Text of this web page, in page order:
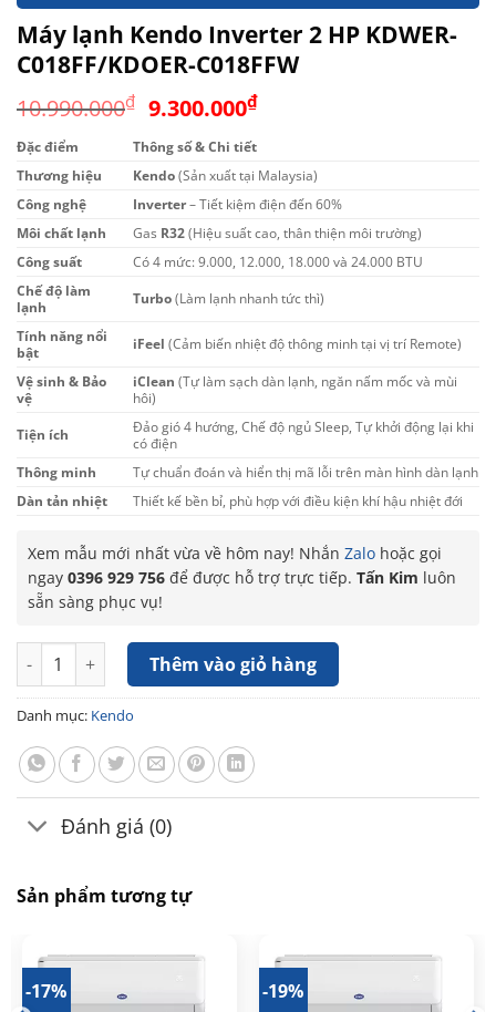
Máy lạnh Kendo Inverter 2 HP KDWER-
C018FF/KDOER-C018FFW
10.990.000₫ Giá
gốc
là:
10.990.000₫.
9.300.000₫Giá
là:
9.300.000₫.
Đặc điểm
Thông số & Chi tiết
Thương hiệu
Kendo(Sản xuất tại Malaysia)
Công nghệ
Inverter– Tiết kiệm điện đến 60%
Môi chất lạnh
Gas R32(Hiệu suất cao, thân thiện môi trường)
Công suất
Có 4 mức: 9.000, 12.000, 18.000 và 24.000 BTU
Chế độ làm
lạnh
Turbo(Làm lạnh nhanh tức thì)
Tính năng nổi
bật
iFeel (Cảm biến nhiệt độ thông minh tại vị trí Remote)
Vệ sinh & Bảo
vệ
iClean (Tự làm sạch dàn lạnh, ngăn nấm mốc và mùi
hôi)
Tiện ích
Đảo gió 4 hướng, Chế độ ngủ Sleep, Tự khởi động lại khi
có điện
Thông minh
Tự chuẩn đoán và hiển thị mã lỗi trên màn hình dàn lạnh
Dàn tản nhiệt
Thiết kế bền bỉ, phù hợp với điều kiện khí hậu nhiệt đới
Xem mẫu mới nhất vừa về hôm nay! Nhắn Zalo hoặc gọi
ngay 0396 929 756 để được hỗ trợ trực tiếp. Tấn Kim luôn
sẵn sàng phục vụ!
Máy lạnh Kendo Inverter 2 HP KDWER-C018FF/KDOER-
Thêm vào giỏ hàng
Danh mục: Kendo
Đánh giá (0)
Sản phẩm tương tự
-17% -19%